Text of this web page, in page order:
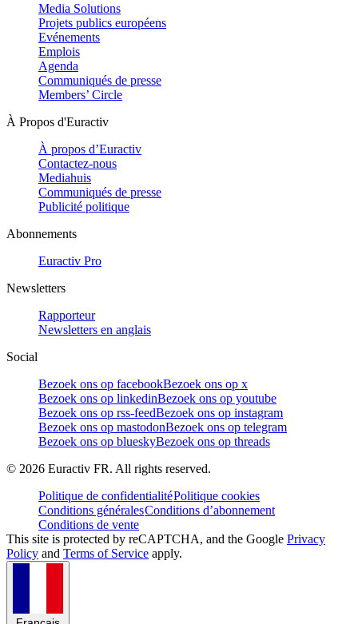
Media Solutions
Projets publics européens
Evénements
Emplois
Agenda
Communiqués de presse
Members’ Circle
À Propos d'Euractiv
À propos d’Euractiv
Contactez-nous
Mediahuis
Communiqués de presse
Publicité politique
Abonnements
Euractiv Pro
Newsletters
Rapporteur
Newsletters en anglais
Social
Bezoek ons op facebookBezoek ons op x
Bezoek ons op linkedinBezoek ons op youtube
Bezoek ons op rss-feedBezoek ons op instagram
Bezoek ons op mastodonBezoek ons op telegram
Bezoek ons op blueskyBezoek ons op threads
© 2026 Euractiv FR. All rights reserved.
Politique de confidentialitéPolitique cookies
Conditions généralesConditions d’abonnement
Conditions de vente
This site is protected by reCAPTCHA, and the Google Privacy
Policy and Terms of Service apply.